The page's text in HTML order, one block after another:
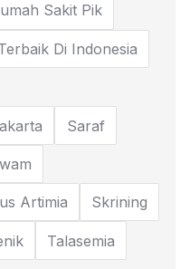
Sakit Pik
Di Indonesia
Saraf
Artimia Skrining
Talasemia